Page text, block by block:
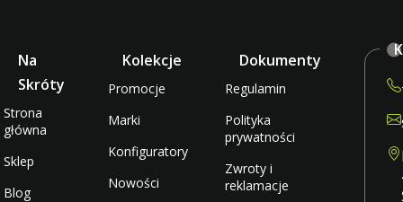
Na
Skróty
Strona
główna
Sklep
Blog
Kolekcje
Promocje
Marki
Konfiguratory
Nowości
Dokumenty
Regulamin
Polityka
prywatności
Zwroty i
reklamacje